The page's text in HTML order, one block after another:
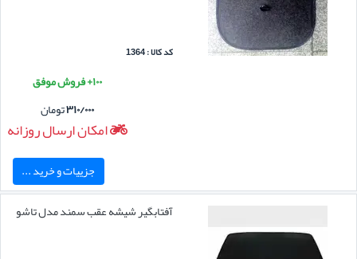
کد کالا : 1364
۱۰۰+ فروش موفق
۳۱۰/۰۰۰تومان
امکان ارسال روزانه
جزییات و خرید ...
آفتابگیر شیشه عقب سمند مدل تاشو